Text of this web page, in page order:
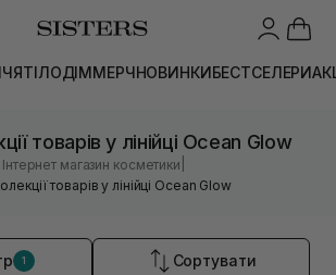
ТІЛОДІММЕРЧНОВИНКИБЕСТСЕЛЕРИ
товарів у лінійці Ocean Glow
Інтернет магазин косметики
товарів у лінійці Ocean Glow
1 Сортувати